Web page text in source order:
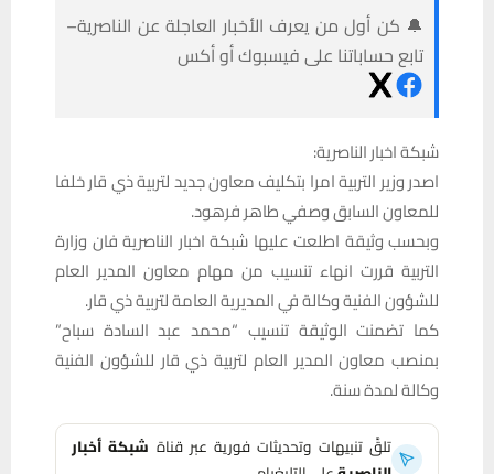
🔔 كن أول من يعرف الأخبار العاجلة عن الناصرية–
تابع حساباتنا على فيسبوك أو أكس
شبكة اخبار الناصرية:
اصدر وزير التربية امرا بتكليف معاون جديد لتربية ذي قار خلفا
للمعاون السابق وصفي طاهر فرهود.
وبحسب وثيقة اطلعت عليها شبكة اخبار الناصرية فان وزارة
التربية قررت انهاء تنسيب من مهام معاون المدير العام
للشؤون الفنية وكالة في المديرية العامة لتربية ذي قار.
كما تضمنت الوثيقة تنسيب “محمد عبد السادة سباح”
بمنصب معاون المدير العام لتربية ذي قار للشؤون الفنية
وكالة لمدة سنة.
تلقَّ تنبيهات وتحديثات فورية عبر قناة شبكة أخبار